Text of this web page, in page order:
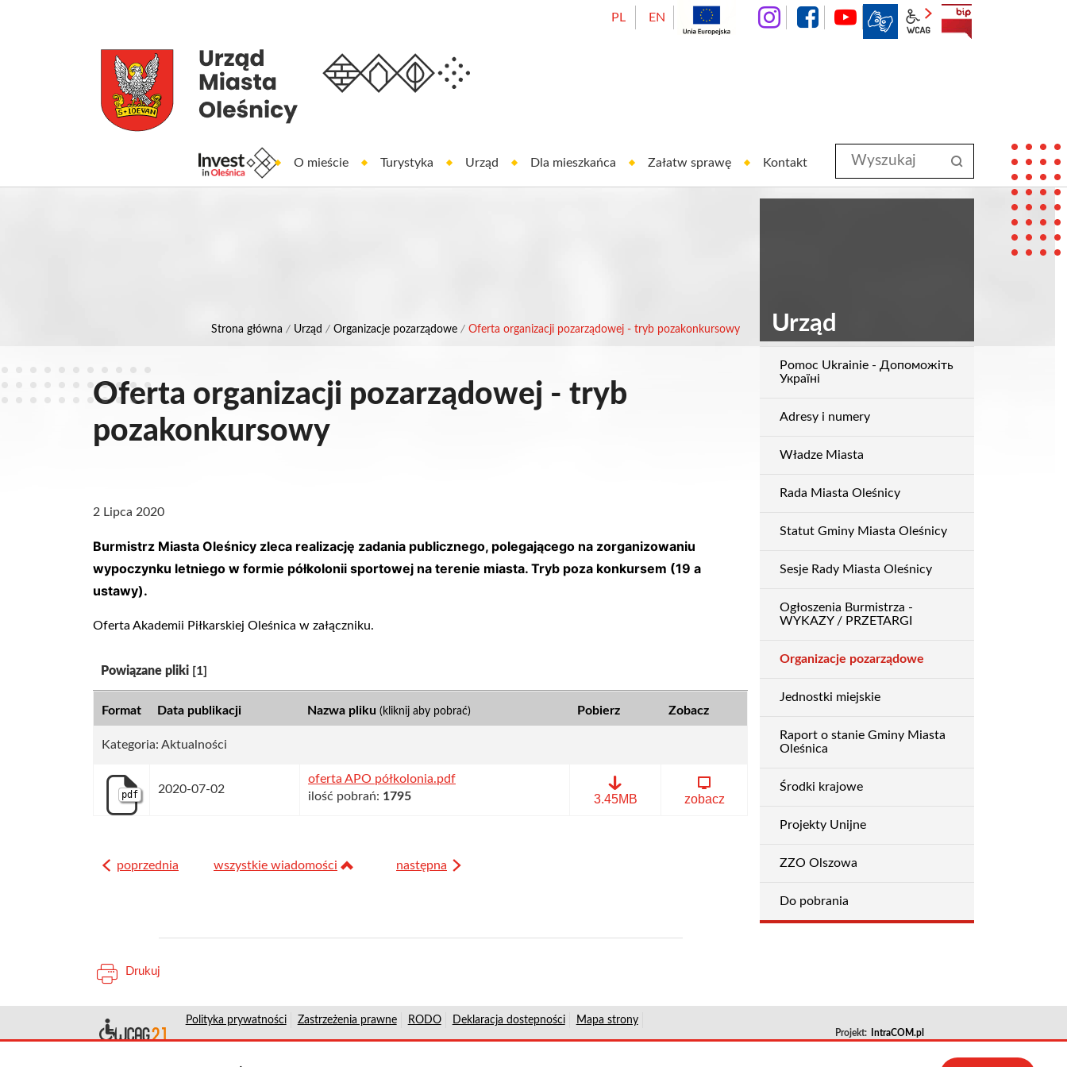
PL EN instagram
facebookYouTube
wcag2.1
Invest In Oleśnica
O mieście Turystyka Urząd Dla mieszkańca Załatw sprawę Kontakt
Wyszukaj
serwisie
Strona główna / Urząd / Organizacje pozarządowe / Oferta organizacji pozarządowej - tryb pozakonkursowy Urząd
Oferta organizacji pozarządowej - tryb
pozakonkursowy
2 Lipca 2020
Burmistrz Miasta Oleśnicy zleca realizację zadania publicznego, polegającego na zorganizowaniu
wypoczynku letniego w formie półkolonii sportowej na terenie miasta. Tryb poza konkursem (19 a
ustawy).
Oferta Akademii Piłkarskiej Oleśnica w załączniku.
Kategoria:
Powiązane pliki [1]
Format Data publikacji Nazwa pliku (kliknij aby pobrać) Pobierz Zobacz
Kategoria: Aktualności
pdf 2020-07-02
oferta APO półkolonia.pdf
ilość pobrań: 1795
oferta
3.45MB zobacz
poprzednia wszystkie wiadomości następna
Drukuj
Urząd
Pomoc Ukrainie - Допоможіть
Україні
Adresy i numery
Władze Miasta
Rada Miasta Oleśnicy
Statut Gminy Miasta Oleśnicy
Sesje Rady Miasta Oleśnicy
Ogłoszenia Burmistrza -
WYKAZY / PRZETARGI
Organizacje pozarządowe
Jednostki miejskie
Raport o stanie Gminy Miasta
Oleśnica
Środki krajowe
Projekty Unijne
ZZO Olszowa
Do pobrania
Deklaracja dostępności
Polityka prywatności Zastrzeżenia prawne RODO Deklaracja dostepności Mapa strony
Projekt: IntraCOM.pl